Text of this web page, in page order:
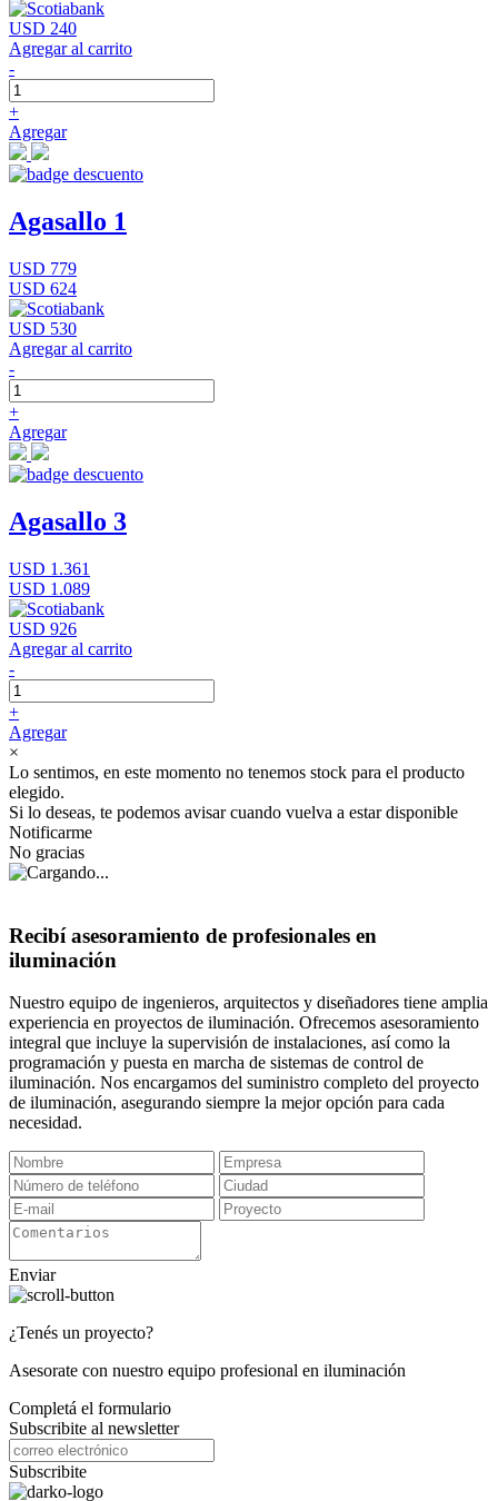
USD 240
Agregar al carrito
-
+
Agregar
Agasallo 1
USD 779
USD 624
USD 530
Agregar al carrito
-
+
Agregar
Agasallo 3
USD 1.361
USD 1.089
USD 926
Agregar al carrito
-
+
Agregar
×
Lo sentimos, en este momento no tenemos stock para el producto
elegido.
Si lo deseas, te podemos avisar cuando vuelva a estar disponible
Notificarme
No gracias
Recibí asesoramiento de profesionales en
iluminación
Nuestro equipo de ingenieros, arquitectos y diseñadores tiene amplia
experiencia en proyectos de iluminación. Ofrecemos asesoramiento
integral que incluye la supervisión de instalaciones, así como la
programación y puesta en marcha de sistemas de control de
iluminación. Nos encargamos del suministro completo del proyecto
de iluminación, asegurando siempre la mejor opción para cada
necesidad.
Enviar
¿Tenés un proyecto?
Asesorate con nuestro equipo profesional en iluminación
Completá el formulario
Subscribite al newsletter
Subscribite